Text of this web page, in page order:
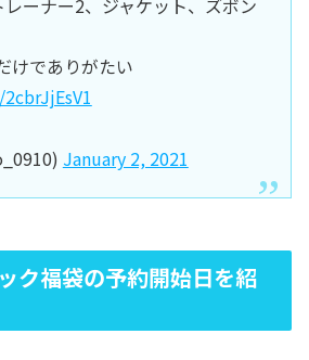
けでありがたい
January 2, 2021
ク福袋の予約開始日を紹